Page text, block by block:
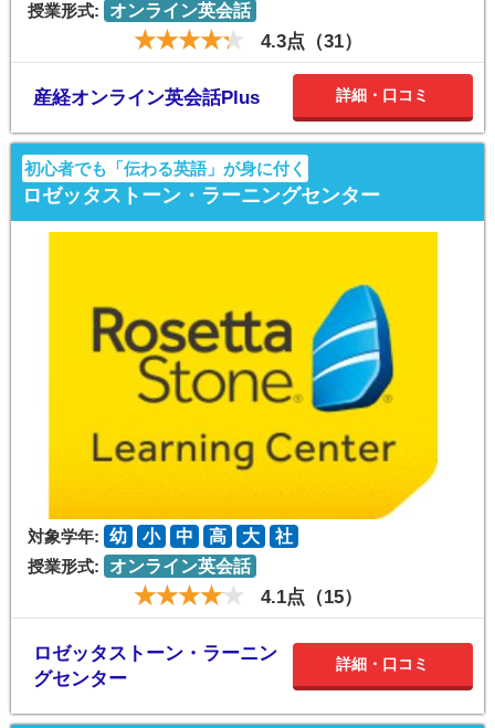
授業形式:
オンライン英会話
4.3点（31）
産経オンライン英会話Plus 詳細・口コミ
初心者でも「伝わる英語」が身に付く
ロゼッタストーン・ラーニングセンター
対象学年: 幼 小 中 高 大
社
授業形式:
オンライン英会話
4.1点（15）
ロゼッタストーン・ラーニン
グセンター
詳細・口コミ